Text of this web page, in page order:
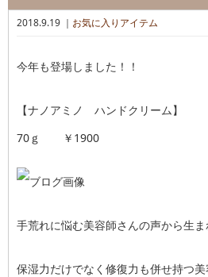
2018.9.19 ｜ お気に入りアイテム
今年も登場しました！！
【ナノアミノ ハンドクリーム】
70ｇ ￥1900
手荒れに悩む美容師さんの声から生ま
保湿力だけでなく修復力も併せ持つ